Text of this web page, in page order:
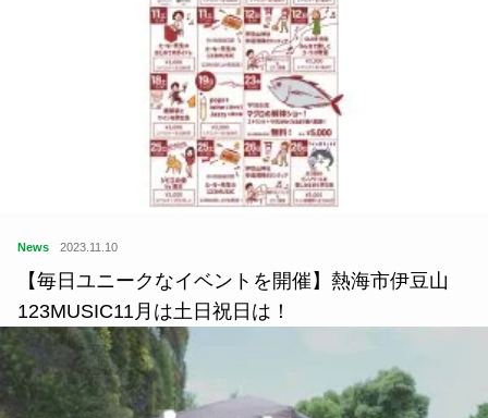
News 2023.11.10
【毎日ユニークなイベントを開催】熱海市伊豆山
123MUSIC11月は土日祝日は！